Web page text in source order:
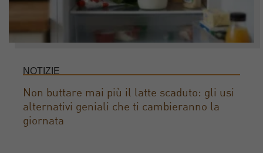
NOTIZIE
Non buttare mai più il latte scaduto: gli usi
alternativi geniali che ti cambieranno la
giornata